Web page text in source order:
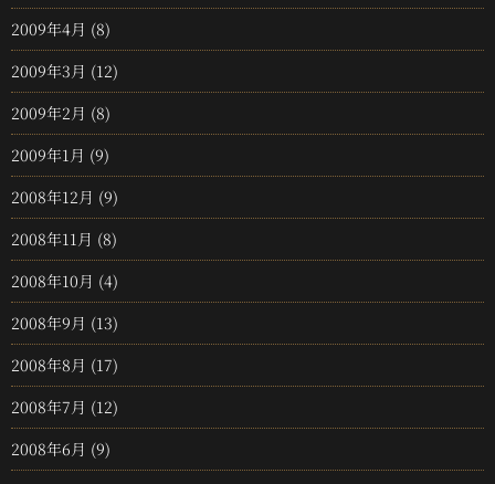
2009年4月 (8)
2009年3月 (12)
2009年2月 (8)
2009年1月 (9)
2008年12月 (9)
2008年11月 (8)
2008年10月 (4)
2008年9月 (13)
2008年8月 (17)
2008年7月 (12)
2008年6月 (9)